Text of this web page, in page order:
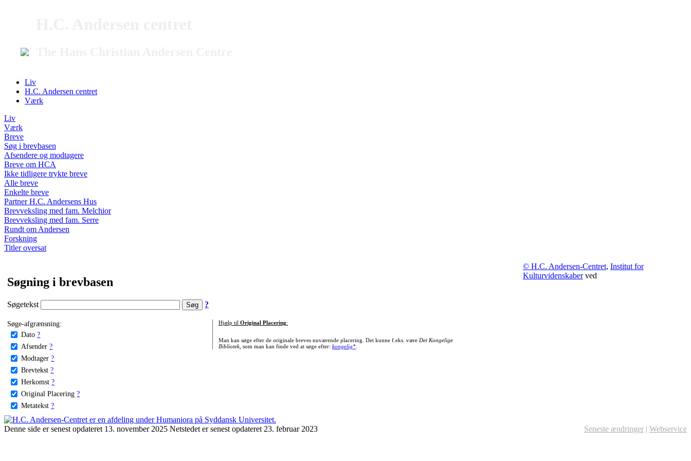
Liv
H.C. Andersen centret
Værk
Liv
Værk
Breve
Søg i brevbasen
Afsendere og modtagere
Breve om HCA
Ikke tidligere trykte breve
Alle breve
Enkelte breve
Partner H.C. Andersens Hus
Brevveksling med fam. Melchior
Brevveksling med fam. Serre
Rundt om Andersen
Forskning
Titler oversat
Søgning i brevbasen
Søgetekst ?
Søge-afgrænsning:
Dato ?
Afsender ?
Modtager ?
Brevtekst ?
Herkomst ?
Original Placering ?
Metatekst ?
Hjælp til Original Placering:
Man kan søge efter de originale breves nuværende placering. Det kunne f.eks. være Det Kongelige
Bibliotek, som man kan finde ved at søge efter: kongelig*.
© H.C. Andersen-Centret, Institut for
Kulturvidenskaberved
Denne side er senest opdateret 13. november 2025 Netstedet er senest opdateret 23. februar 2023 Seneste ændringer | Webservice